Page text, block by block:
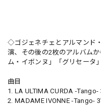
◇ゴジェネチェとアルマンド
演、その後の2枚のアルバム
ム・イボンヌ」「グリセータ
曲目
1. LA ULTIMA CURDA -Tango-
2. MADAME IVONNE -Tango-